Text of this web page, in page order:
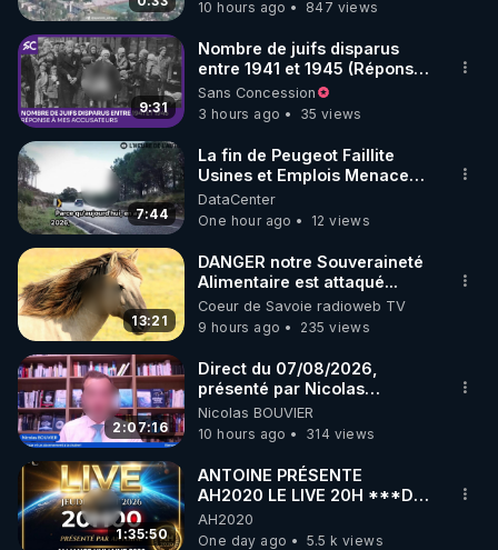
code : REGENERE10
▶ 30 jours gratuit sur l’application de méditation et
de bien-être ENVOL :
Rendez-vous sur https://www.envol.app/code
le code : REGENERE
ukrainienne
10 hours ago
847 views
9:31
Nombre de juifs disparus
entre 1941 et 1945 (Réponse
à mes accusateurs)
Sans Concession
3 hours ago
35 views
7:44
La fin de Peugeot Faillite
Usines et Emplois Menacees
- L'heure de l'auto
DataCenter
One hour ago
12 views
13:21
DANGER notre Souveraineté
Alimentaire est attaqué...
Coeur de Savoie radioweb TV
9 hours ago
235 views
2:07:16
Direct du 07/08/2026,
présenté par Nicolas
BOUVIER
Nicolas BOUVIER
10 hours ago
314 views
1:35:50
ANTOINE PRÉSENTE
AH2020 LE LIVE 20H ***DU
06/08/2026***
AH2020
One day ago
5.5 k views